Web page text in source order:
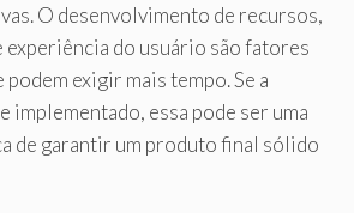
O desenvolvimento de recursos,
experiência do usuário são fatores
exigir mais tempo. Se a
implementado, essa pode ser uma
de garantir um produto final sólido